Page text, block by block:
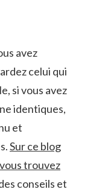
avez
celui qui
si vous avez
identiques,
et
Sur ce blog
trouvez
conseils et